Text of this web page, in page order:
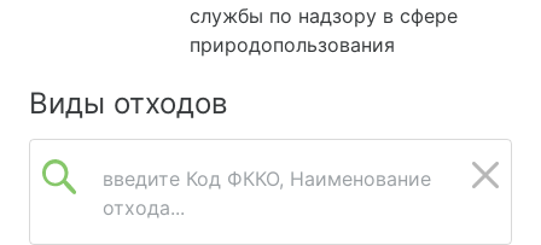
службы по надзору в сфере
природопользования
Виды отходов
введите Код ФККО, Наименование
отхода...